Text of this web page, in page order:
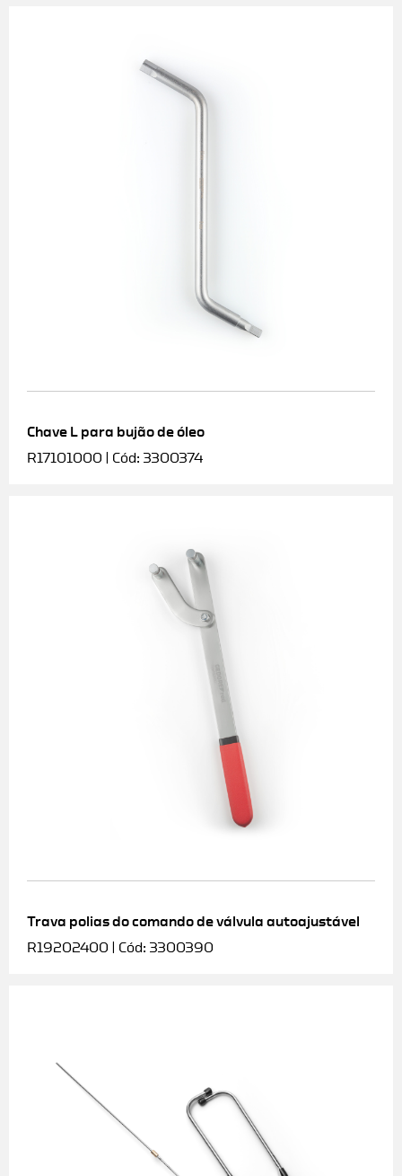
Chave L para bujão de óleo
R17101000 | Cód: 3300374
Trava polias do comando de válvula autoajustável
R19202400 | Cód: 3300390